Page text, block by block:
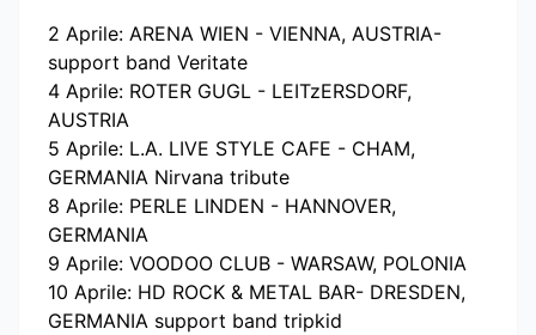
2 Aprile: ARENA WIEN - VIENNA, AUSTRIA-
support band Veritate
4 Aprile: ROTER GUGL - LEITzERSDORF,
AUSTRIA
5 Aprile: L.A. LIVE STYLE CAFE - CHAM,
GERMANIA Nirvana tribute
8 Aprile: PERLE LINDEN - HANNOVER,
GERMANIA
9 Aprile: VOODOO CLUB - WARSAW, POLONIA
10 Aprile: HD ROCK & METAL BAR- DRESDEN,
GERMANIA support band tripkid